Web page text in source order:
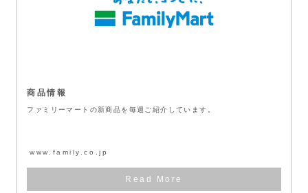
商品情報
ファミリーマートの新商品を毎週ご紹介しています。
www.family.co.jp